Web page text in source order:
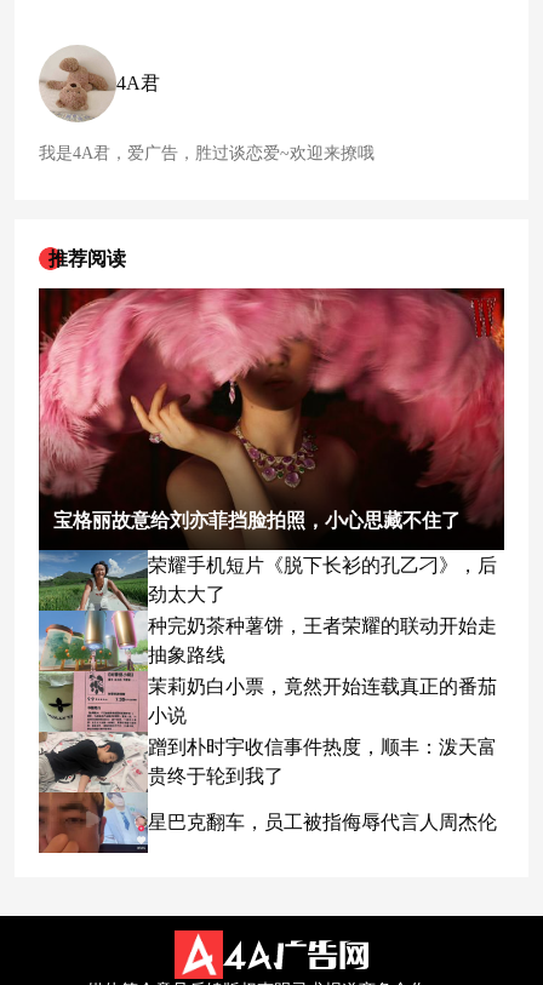
4A君
我是4A君，爱广告，胜过谈恋爱~欢迎来撩哦
推荐阅读
宝格丽故意给刘亦菲挡脸拍照，小心思藏不住了
荣耀手机短片《脱下长衫的孔乙刁》，后
劲太大了
种完奶茶种薯饼，王者荣耀的联动开始走
抽象路线
茉莉奶白小票，竟然开始连载真正的番茄
小说
蹭到朴时宇收信事件热度，顺丰：泼天富
贵终于轮到我了
星巴克翻车，员工被指侮辱代言人周杰伦